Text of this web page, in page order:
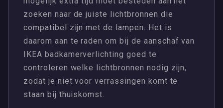
zoeken naar de juiste lichtbronnen die
compatibel zijn met de lampen. Het is
daarom aan te raden om bij de aanschaf van
IKEA badkamerverlichting goed te
controleren welke lichtbronnen nodig zijn,
zodat je niet voor verrassingen komt te
staan bij thuiskomst.